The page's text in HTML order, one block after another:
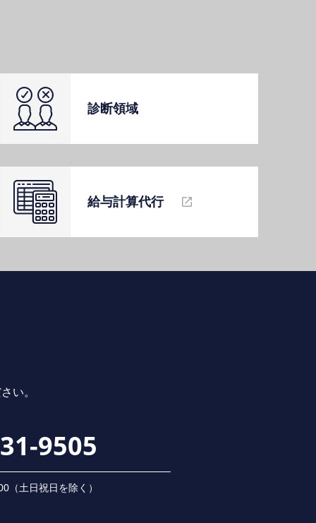
診断領域
給与計算代⾏
い。
9505
（⼟⽇祝⽇を除く）